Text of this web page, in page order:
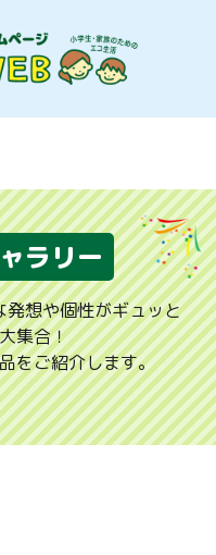
ラリー
想や個性がギュッと
集合！
をご紹介します。